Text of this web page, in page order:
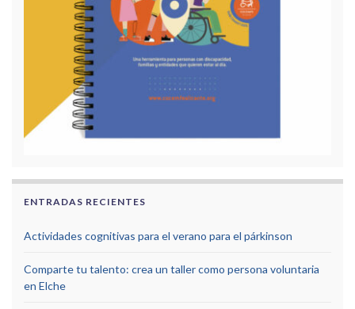
ENTRADAS RECIENTES
Actividades cognitivas para el verano para el párkinson
Comparte tu talento: crea un taller como persona voluntaria
en Elche